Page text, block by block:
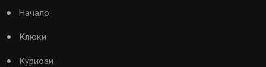
Начало
Клюки
Куриози